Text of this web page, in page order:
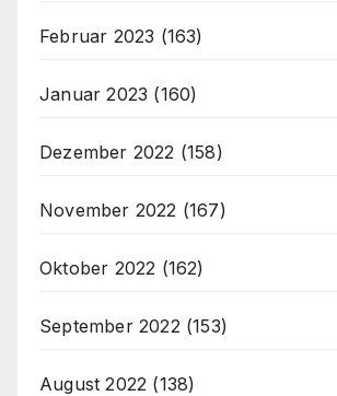
Februar 2023 (163)
Januar 2023 (160)
Dezember 2022 (158)
November 2022 (167)
Oktober 2022 (162)
September 2022 (153)
August 2022 (138)